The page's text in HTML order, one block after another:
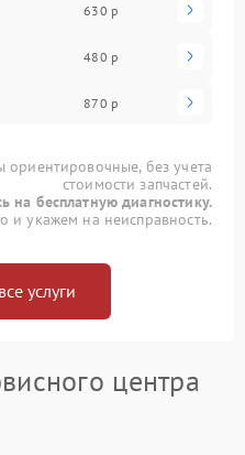
630 р
480 р
870 р
ориентировочные, без учета
стоимости запчастей.
на бесплатную диагностику.
и укажем на неисправность.
услуги
центра